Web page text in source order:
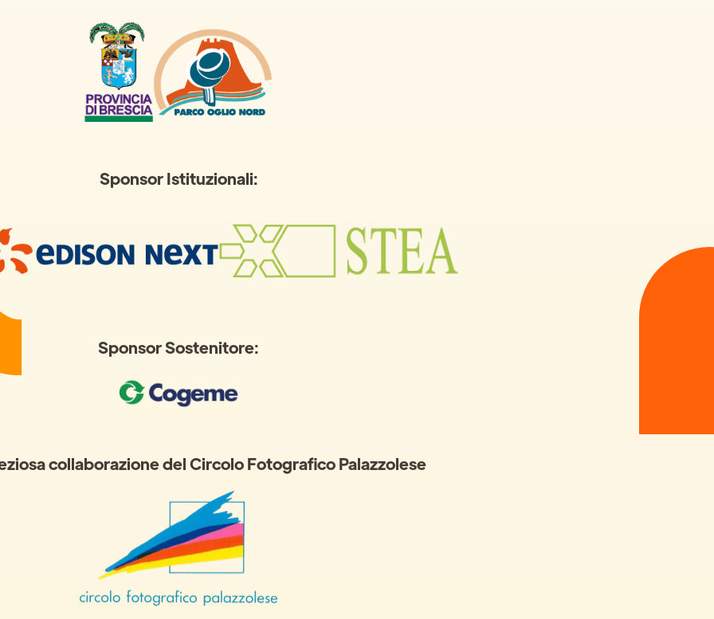
Sponsor Istituzionali:
Sponsor Sostenitore:
collaborazione del Circolo Fotografico Palazzolese